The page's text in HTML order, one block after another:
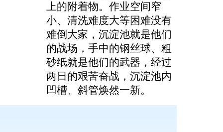
上的附着物。 作业空间窄
小、清洗难度大等困难没有
难倒大家 ， 沉淀池就是他们
的战场，手中的钢丝球、粗
砂纸就是他们的武器，经过
两日 的艰苦奋战，沉淀池内
凹槽、斜管焕然一新。